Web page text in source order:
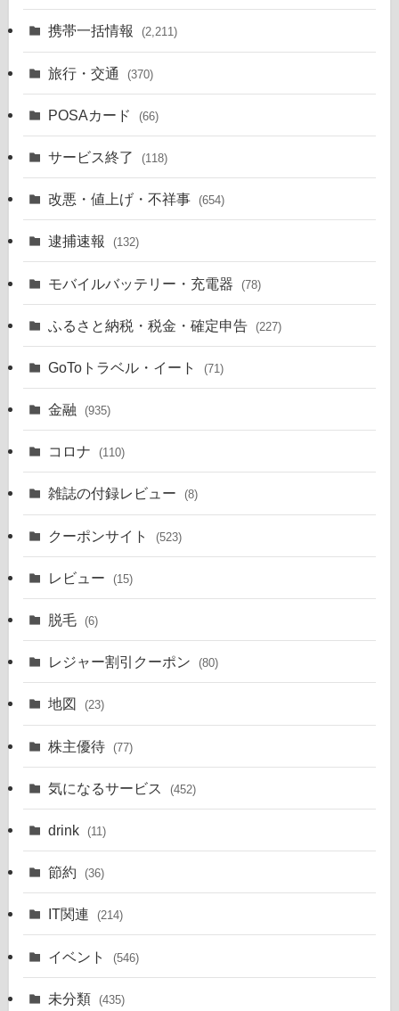
携帯一括情報 (2,211)
旅行・交通 (370)
POSAカード (66)
サービス終了 (118)
改悪・値上げ・不祥事 (654)
逮捕速報 (132)
モバイルバッテリー・充電器 (78)
ふるさと納税・税金・確定申告 (227)
GoToトラベル・イート (71)
金融 (935)
コロナ (110)
雑誌の付録レビュー (8)
クーポンサイト (523)
レビュー (15)
脱毛 (6)
レジャー割引クーポン (80)
地図 (23)
株主優待 (77)
気になるサービス (452)
drink (11)
節約 (36)
IT関連 (214)
イベント (546)
未分類 (435)